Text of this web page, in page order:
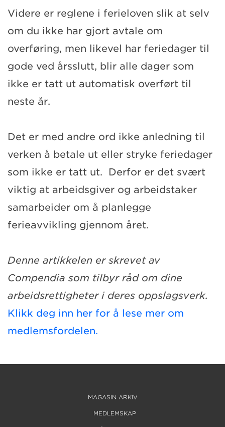
Videre er reglene i ferieloven slik at selv
om du ikke har gjort avtale om
overføring, men likevel har feriedager til
gode ved årsslutt, blir alle dager som
ikke er tatt ut automatisk overført til
neste år.
Det er med andre ord ikke anledning til
verken å betale ut eller stryke feriedager
som ikke er tatt ut. Derfor er det svært
viktig at arbeidsgiver og arbeidstaker
samarbeider om å planlegge
ferieavvikling gjennom året.
Denne artikkelen er skrevet av
Compendia som tilbyr råd om dine
arbeidsrettigheter i deres oppslagsverk.
Klikk deg inn her for å lese mer om
medlemsfordelen.
MAGASIN ARKIV
MEDLEMSKAP